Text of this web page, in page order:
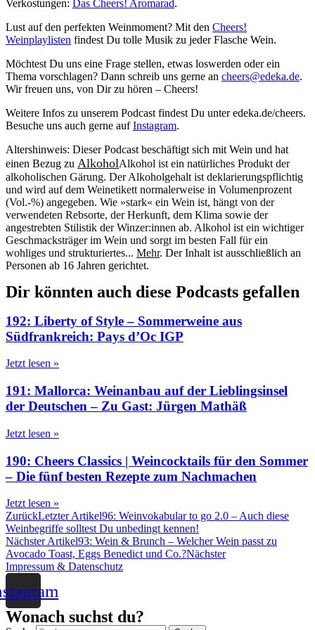
Verkostungen: Das Cheers! Aromarad.
Lust auf den perfekten Weinmoment? Mit den Cheers!
Weinplaylisten findest Du tolle Musik zu jeder Flasche Wein.
Möchtest Du uns eine Frage stellen, etwas loswerden oder ein
Thema vorschlagen? Dann schreib uns gerne an cheers@edeka.de.
Wir freuen uns, von Dir zu hören – Cheers!
Weitere Infos zu unserem Podcast findest Du unter edeka.de/cheers.
Besuche uns auch gerne aufInstagram.
Altershinweis: Dieser Podcast beschäftigt sich mit Wein und hat
einen Bezug zu AlkoholAlkohol ist ein natürliches Produkt der
alkoholischen Gärung. Der Alkoholgehalt ist deklarierungspflichtig
und wird auf dem Weinetikett normalerweise in Volumenprozent
(Vol.-%) angegeben. Wie »stark« ein Wein ist, hängt von der
verwendeten Rebsorte, der Herkunft, dem Klima sowie der
angestrebten Stilistik der Winzer:innen ab. Alkohol ist ein wichtiger
Geschmacksträger im Wein und sorgt im besten Fall für ein
wohliges und strukturiertes... Mehr. Der Inhalt ist ausschließlich an
Personen ab 16 Jahren gerichtet.
Dir könnten auch diese Podcasts gefallen
192: Liberty of Style – Sommerweine aus
Südfrankreich: Pays d’Oc IGP
Jetzt lesen »
191: Mallorca: Weinanbau auf der Lieblingsinsel
der Deutschen – Zu Gast: Jürgen Mathäß
Jetzt lesen »
190: Cheers Classics | Weincocktails für den Sommer
– Die fünf besten Rezepte zum Nachmachen
Jetzt lesen »
ZurückLetzter Artikel96: Weinvokabular to go 2.0 – Auch diese
Weinbegriffe solltest Du unbedingt kennen!
Nächster Artikel93: Wein & Brunch – Welcher Wein passt zu
Avocado Toast, Eggs Benedict und Co.?Nächster
Impressum & Datenschutz
Wonach suchst du?